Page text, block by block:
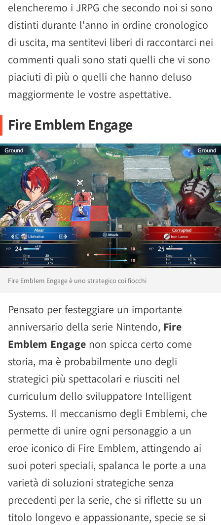
elencheremo i JRPG che secondo noi si sono
distinti durante l'anno in ordine cronologico
di uscita, ma sentitevi liberi di raccontarci nei
commenti quali sono stati quelli che vi sono
piaciuti di più o quelli che hanno deluso
maggiormente le vostre aspettative.
Fire Emblem Engage
Fire Emblem Engage è uno strategico coi fiocchi
Pensato per festeggiare un importante
anniversario della serie Nintendo, Fire
Emblem Engage non spicca certo come
storia, ma è probabilmente uno degli
strategici più spettacolari e riusciti nel
curriculum dello sviluppatore Intelligent
Systems. Il meccanismo degli Emblemi, che
permette di unire ogni personaggio a un
eroe iconico di Fire Emblem, attingendo ai
suoi poteri speciali, spalanca le porte a una
varietà di soluzioni strategiche senza
precedenti per la serie, che si riflette su un
titolo longevo e appassionante, specie se si